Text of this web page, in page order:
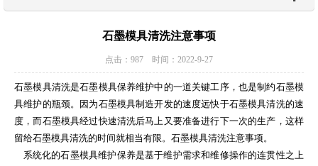
石墨模具清洗注意事项
点击：987 时间：2022-9-27
石墨模具清洗是石墨模具保养维护中的一道关键工序，也是制约石墨模
具维护的瓶颈。因为石墨模具制造开发的速度远快于石墨模具清洗的速
度，而石墨模具经过快速清洗后马上又要准备进行下一次的生产，这样
留给石墨模具清洗的时间就相当有限。石墨模具清洗注意事项。
系统化的石墨模具维护保养是基于维护需求和维修操作的连贯性之上